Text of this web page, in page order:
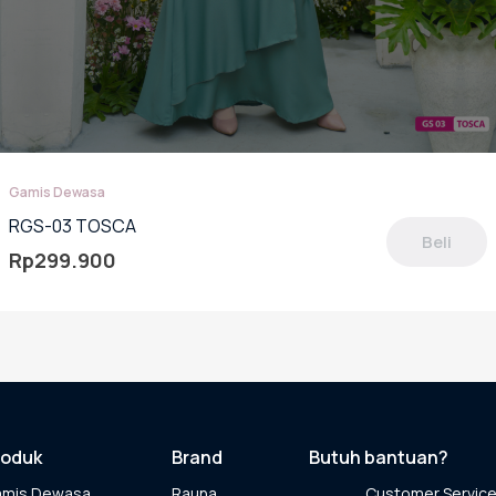
Gamis Dewasa
RGS-03 TOSCA
Rp299.900
Beli
Brand Butuh bantuan?